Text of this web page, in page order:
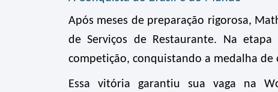
Após meses de preparação rigorosa,
de Serviços de Restaurante. Na
competição, conquistando a medalha
Essa vitória garantiu sua vaga na